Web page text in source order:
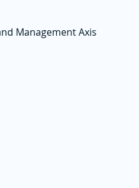
Management Axis